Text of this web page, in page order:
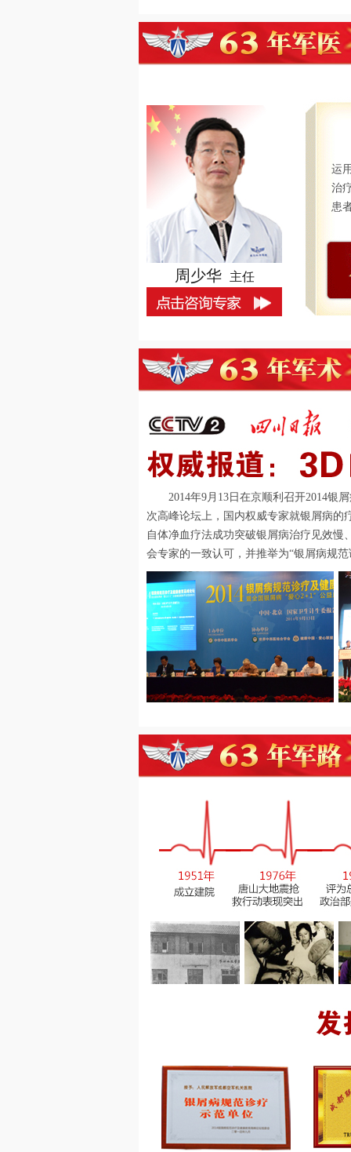
周少华 主任
运
治
患
2014年9月13日在京顺利召开2014银
次高峰论坛上，国内权威专家就银屑病的
自体净血疗法成功突破银屑病治疗见效慢
会专家的一致认可，并推举为“银屑病规范